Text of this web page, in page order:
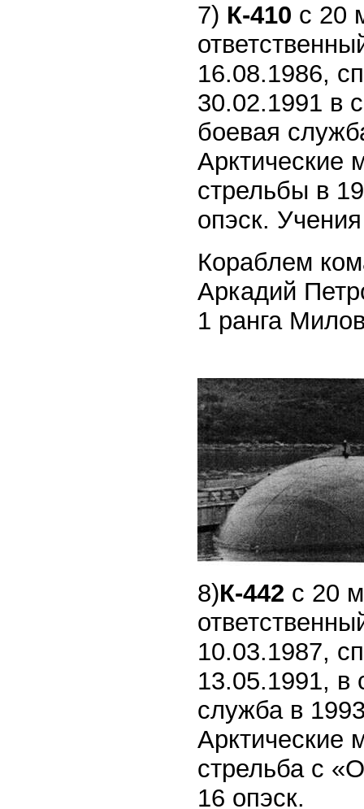
7) К-410 с 20
16.08.1986,
30.02.1991 в
боевая
Арктические
стрельбы в
опэск.
Кораблем
Аркадий
1 ранга
8)К-442 с 20
10.03.1987,
13.05.1991,
служба в
Арктические
стрельба с
16 опэск.